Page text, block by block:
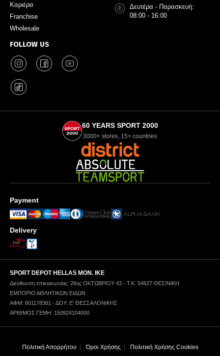
Καριέρα
Franchise
Wholesale
FOLLOW US
Δευτέρα - Παρασκευή:
08:00 - 16:00
60 YEARS SPORT 2000
3000+ stores, 15+ countries
Payment
Delivery
SPORT DEPOT HELLAS ΜΟΝ. ΙΚΕ
Διεύθυνση επικοινωνίας: 26ης ΟΚΤΩΒΡΙΟΥ 43 - Τ.Κ. 54627 ΘΕΣ/ΝΙΚΗ
ΕΜΠΟΡΙΟ ΑΘΛΗΤΙΚΩΝ ΕΙΔΩΝ
ΑΦΜ: 801178361 - ΔΟΥ: Ε' ΘΕΣΣΑΛΟΝΙΚΗΣ
ΑΡΙΘΜΟΣ ΓΕΜΗ: 150924104000
Πολιτική Απορρήτου Όροι Χρήσης Πολιτική Χρήσης Cookies